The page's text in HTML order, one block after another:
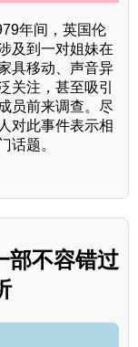
年间，英国伦
及到一对姐妹在
具移动、声音异
关注，甚至吸引
员前来调查。尽
对此事件表示相
话题。
部不容错过